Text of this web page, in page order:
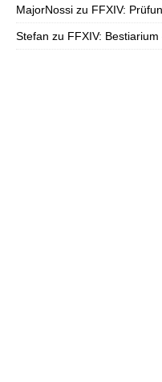
MajorNossi zu FFXIV:
Stefan zu FFXIV: